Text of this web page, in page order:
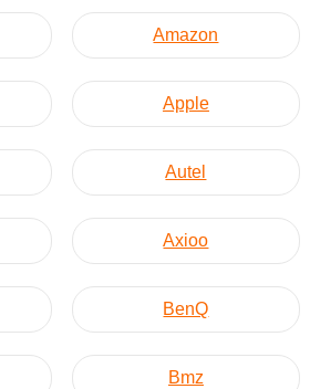
Amazon
Apple
Autel
Axioo
BenQ
Bmz